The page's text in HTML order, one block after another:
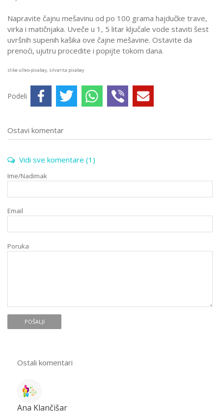
Napravite čajnu mešavinu od po 100 grama hajdučke trave,
virka i matičnjaka. Uveče u 1, 5 litar ključale vode staviti šest
uvršnih supenih kašika ove čajne mešavine. Ostavite da
prenoći, ujutru procedite i popijte tokom dana.
slike:ulleo-pixabay, silvarita pixabay
Podeli
Ostavi komentar
Vidi sve komentare (1)
Ime/Nadimak
Email
Poruka
POŠALJI
Ostali komentari
Ana Klančišar